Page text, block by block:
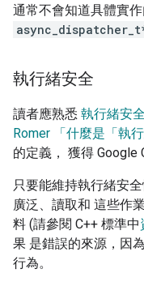
通常不會知道具體實
執行緒安全
讀者應熟悉 執行緒安
Romer 「什麼是「執
的定義， 獲得 Google
只要能維持執行緒安
廣泛、讀取和 這些作
料 (請參閱 C++ 標準中
果 是錯誤的來源，因
行為。